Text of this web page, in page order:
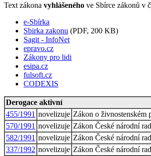
Text zákona vyhlášeného ve Sbírce zákonů v
e-Sbírka
Sbirka zakonu (PDF, 200 KB)
Sagit - InfoNet
epravo.cz
Zákony pro lidi
esipa.cz
fulsoft.cz
CODEXIS
Derogace aktivní
455/1991 novelizuje Zákon o živnostenském
570/1991 novelizuje Zákon České národní
582/1991 novelizuje Zákon České národní
337/1992 novelizuje Zákon České národní